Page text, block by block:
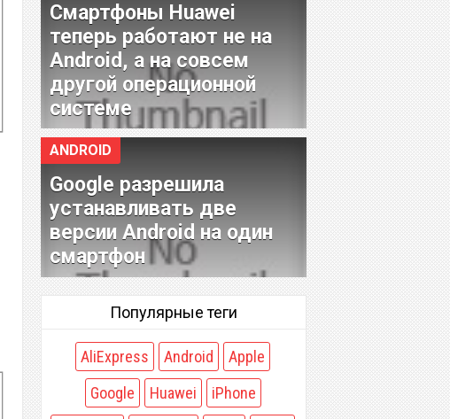
Смартфоны Huawei
теперь работают не на
Android, а на совсем
другой операционной
системе
ANDROID
Google разрешила
устанавливать две
версии Android на один
смартфон
Популярные теги
AliExpress Android
Apple
Google
Huawei
iPhone